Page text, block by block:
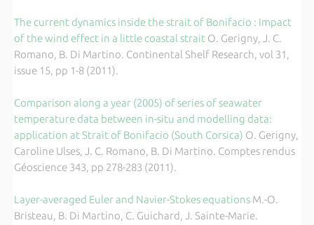
The current dynamics inside the strait of Bonifacio : Impact
of the wind effect in a little coastal straitO. Gerigny, J. C.
Romano, B. Di Martino. Continental Shelf Research, vol 31,
issue 15, pp 1-8 (2011).
Comparison along a year (2005) of series of seawater
temperature data between in-situ and modelling data:
application at Strait of Bonifacio (South Corsica) O. Gerigny,
Caroline Ulses, J. C. Romano, B. Di Martino. Comptes rendus
Géoscience 343, pp 278-283 (2011).
Layer-averaged Euler and Navier-Stokes equationsM.-O.
Bristeau, B. Di Martino, C. Guichard, J. Sainte-Marie.